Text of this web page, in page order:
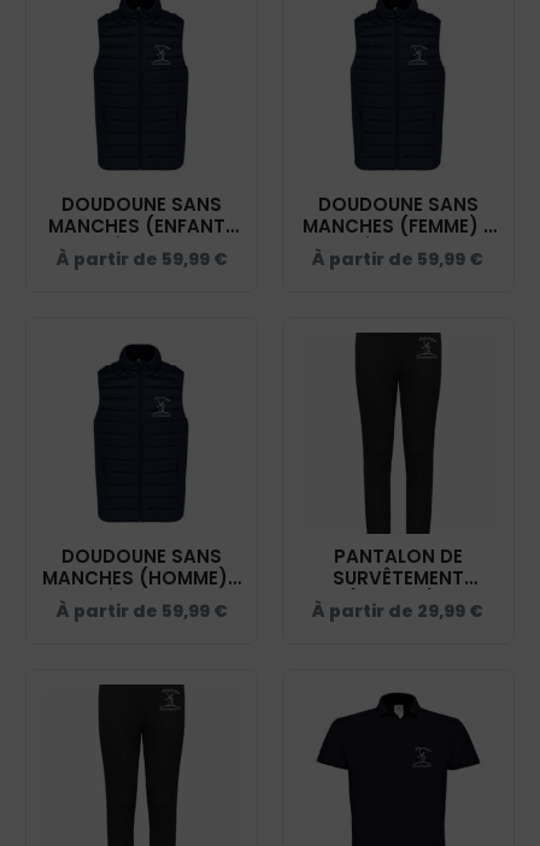
DOUDOUNE SANS
MANCHES (ENFANT)
- PÉTANQUE
CASTELNAUDAISE -
À partir de 59,99 €
DOUDOUNE SANS
MANCHES (FEMME) -
PÉTANQUE
CASTELNAUDAISE -
À partir de 59,99 €
DOUDOUNE SANS
MANCHES (HOMME) -
PÉTANQUE
CASTELNAUDAISE -
À partir de 59,99 €
PANTALON DE
SURVÊTEMENT
(ENFANT) -
PÉTANQUE
À partir de 29,99 €